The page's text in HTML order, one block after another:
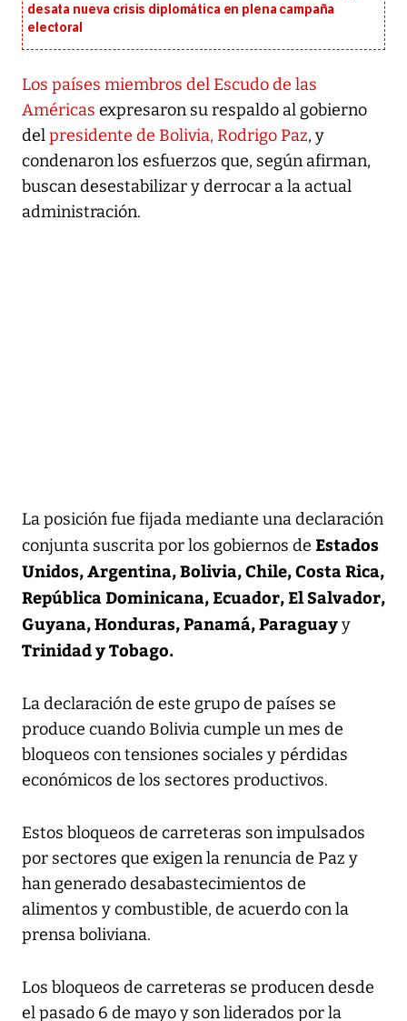
desata nueva crisis diplomática en plena campaña
electoral
Los países miembros del Escudo de las
Américas expresaron su respaldo al gobierno
delpresidente de Bolivia, Rodrigo Paz, y
condenaron los esfuerzos que, según afirman,
buscan desestabilizar y derrocar a la actual
administración.
La posición fue fijada mediante una declaración
conjunta suscrita por los gobiernos de Estados
Unidos, Argentina, Bolivia, Chile, Costa Rica,
República Dominicana, Ecuador, El Salvador,
Guyana, Honduras, Panamá, Paraguayy
Trinidad y Tobago.
La declaración de este grupo de países se
produce cuando Bolivia cumple un mes de
bloqueos con tensiones sociales y pérdidas
económicos de los sectores productivos.
Estos bloqueos de carreteras son impulsados
por sectores que exigen la renuncia de Paz y
han generado desabastecimientos de
alimentos y combustible, de acuerdo con la
prensa boliviana.
Los bloqueos de carreteras se producen desde
el pasado 6 de mayo y son liderados por la